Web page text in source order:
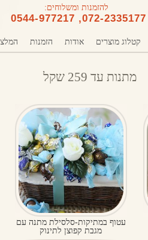
להזמנות ומשלוחים:
072-2335177, 0544-977217
קטלוג מוצרים אודות הזמנות
מתנות עד 259 שקל
עטוף במתיקות-סלסילת מתנה עם
מגבת קפוצן לתינוק